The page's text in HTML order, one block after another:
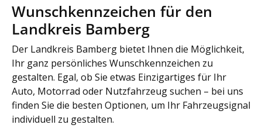
Wunschkennzeichen für den
Landkreis Bamberg
Der Landkreis Bamberg bietet Ihnen die Möglichkeit,
Ihr ganz persönliches Wunschkennzeichen zu
gestalten. Egal, ob Sie etwas Einzigartiges für Ihr
Auto, Motorrad oder Nutzfahrzeug suchen – bei uns
finden Sie die besten Optionen, um Ihr Fahrzeugsignal
individuell zu gestalten.